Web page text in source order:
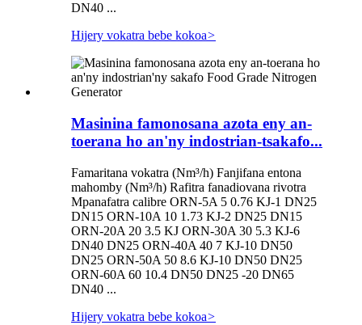
DN40 ...
Hijery vokatra bebe kokoa>
Masinina famonosana azota eny an-
toerana ho an'ny indostrian-tsakafo...
Famaritana vokatra (Nm³/h) Fanjifana entona
mahomby (Nm³/h) Rafitra fanadiovana rivotra
Mpanafatra calibre ORN-5A 5 0.76 KJ-1 DN25
DN15 ORN-10A 10 1.73 KJ-2 DN25 DN15
ORN-20A 20 3.5 KJ ORN-30A 30 5.3 KJ-6
DN40 DN25 ORN-40A 40 7 KJ-10 DN50
DN25 ORN-50A 50 8.6 KJ-10 DN50 DN25
ORN-60A 60 10.4 DN50 DN25 -20 DN65
DN40 ...
Hijery vokatra bebe kokoa>